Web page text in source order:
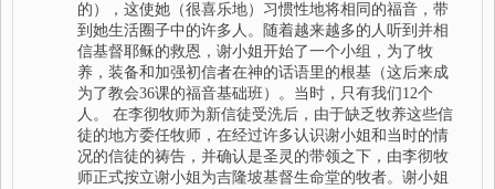
的），这使她（很喜乐地）习惯性地将相同的福音，带
到她生活圈子中的许多人。随着越来越多的人听到并相
信基督耶稣的救恩，谢小姐开始了一个小组，为了牧
养，装备和加强初信者在神的话语里的根基（这后来成
为了教会36课的福音基础班）。当时，只有我们12个
人。 在李彻牧师为新信徒受洗后，由于缺乏牧养这些信
徒的地方委任牧师，在经过许多认识谢小姐和当时的情
况的信徒的祷告，并确认是圣灵的带领之下，由李彻牧
师正式按立谢小姐为吉隆坡基督生命堂的牧者。谢小姐